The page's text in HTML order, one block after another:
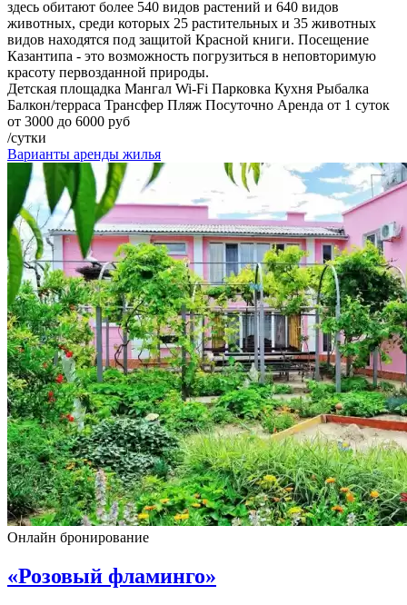
здесь обитают более 540 видов растений и 640 видов
животных, среди которых 25 растительных и 35 животных
видов находятся под защитой Красной книги. Посещение
Казантипа - это возможность погрузиться в неповторимую
красоту первозданной природы.
Детская площадка Мангал Wi-Fi Парковка Кухня Рыбалка
Балкон/терраса Трансфер Пляж Посуточно Аренда от 1 суток
от 3000 до 6000 руб
/сутки
Варианты аренды жилья
Онлайн бронирование
«Розовый фламинго»